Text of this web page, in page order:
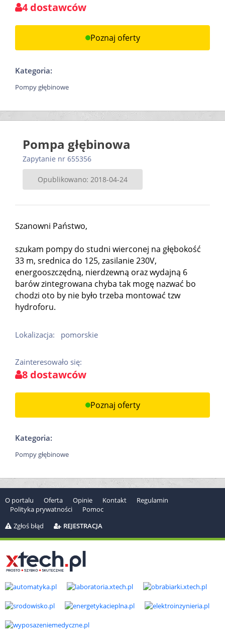
4 dostawców
Poznaj oferty
Kategoria:
Pompy głębinowe
Pompa głębinowa
Zapytanie nr 655356
Opublikowano: 2018-04-24
Szanowni Państwo,
szukam pompy do studni wierconej na głębokość
33 m, srednica do 125, zasilanie 230V,
energooszczędną, nierdzewną oraz wydajną 6
barów zintegrowana chyba tak mogę nazwać bo
chodzi oto by nie było trzeba montować tzw
hydroforu.
Lokalizacja: pomorskie
Zainteresowało się:
8 dostawców
Poznaj oferty
Kategoria:
Pompy głębinowe
O portalu Oferta Opinie Kontakt
Regulamin
Polityka prywatności
Pomoc
Zgłoś błąd
REJESTRACJA